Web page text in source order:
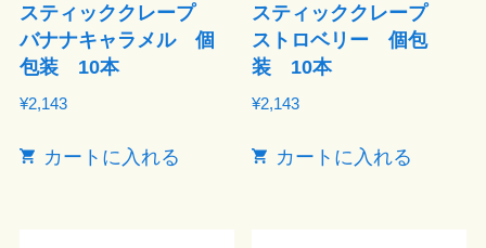
スティッククレープ
バナナキャラメル 個
包装 10本
¥2,143
カートに入れる
スティッククレープ
ストロベリー 個包
装 10本
¥2,143
カートに入れる